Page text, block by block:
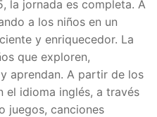
la jornada es completa. A
a los niños en un
y enriquecedor. La
que exploren,
aprendan. A partir de los
el idioma inglés, a través
juegos, canciones